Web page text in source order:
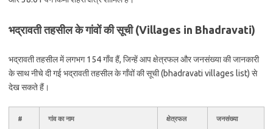
भद्रावती तहसील के गांवों की सूची (Villages in Bhadravati)
भद्रावती तहसील में लगभग 154 गाँव हैं, जिन्हें आप क्षेत्रफल और जनसंख्या की जानकारी
के साथ नीचे दी गई भद्रावती तहसील के गाँवों की सूची (bhadravati villages list) से
देख सकते हैं।
# गांव का नाम
क्षेत्रफल
जनसंख्या